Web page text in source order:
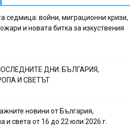
седмица: войни, миграционни кризи,
и новата битка за изкуствения
ДНИ: БЪЛГАРИЯ,
И СВЕТЪТ
новини от България,
и света от 16 до 22 юли 2026 г.